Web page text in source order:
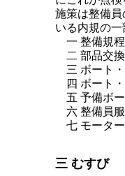
施策は整備
いる内規の一
一 整備規
二 部品交
三 ボート
四 ボート
五 予備ボ
六 整備員
七 モータ
三 むすび